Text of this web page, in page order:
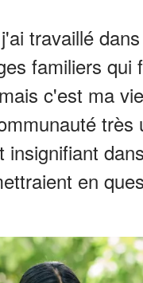
travaillé
familiers
c'est ma
insignifiant
en